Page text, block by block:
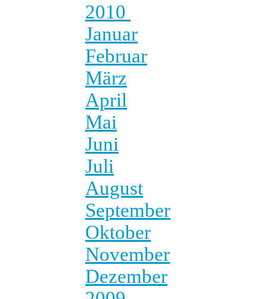
2010
Januar
Februar
März
April
Mai
Juni
Juli
August
September
Oktober
November
Dezember